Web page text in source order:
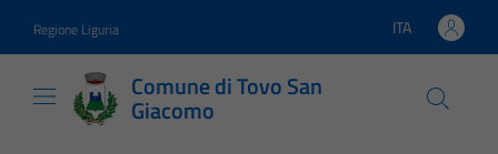
Regione Liguria Lingua attiva:
ITA
Comune di Tovo San
Giacomo